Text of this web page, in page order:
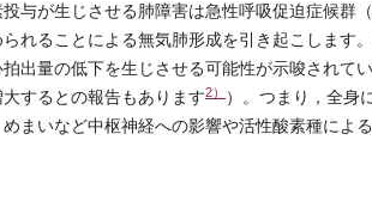
与が生じさせる肺障害は急性呼吸促迫症候群
れることによる無気肺形成を引き起こします
出量の低下を生じさせる可能性が示唆されて
するとの報告もあります2）
）。つまり，全身
まいなど中枢神経への影響や活性酸素種によ